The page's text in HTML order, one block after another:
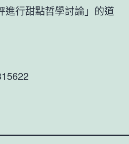
進行甜點哲學討論」的道